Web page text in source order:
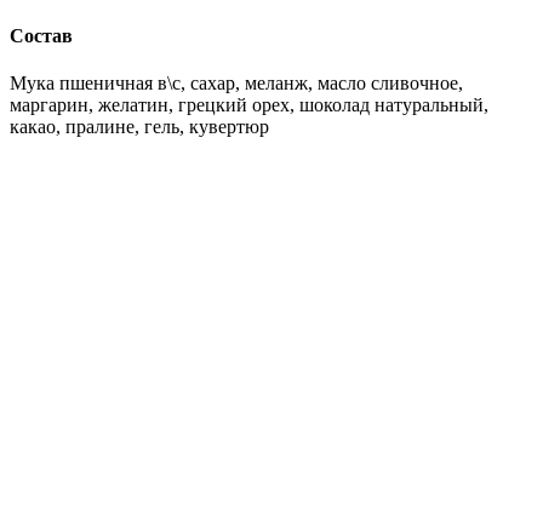
Состав
Мука пшеничная в\с, сахар, меланж, масло сливочное,
маргарин, желатин, грецкий орех, шоколад натуральный,
какао, пралине, гель, кувертюр